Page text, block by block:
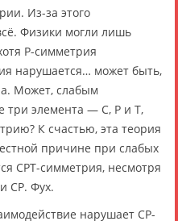
Из-за этого
Физики могли лишь
P-симметрия
нарушается… может быть,
Может, слабым
три элемента — С, P и T,
К счастью, эта теория
причине при слабых
СРТ-симметрия, несмотря
СР. Фух.
нарушает СР-